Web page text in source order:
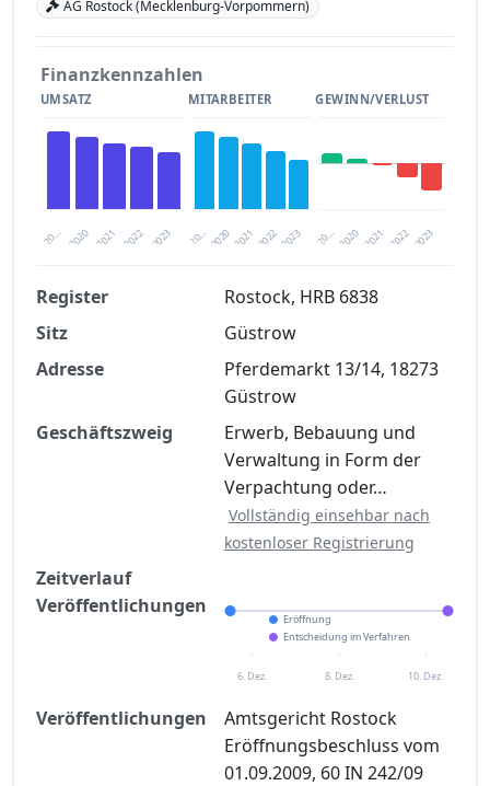
AG Rostock (Mecklenburg-Vorpommern)
Finanzkennzahlen
UMSATZ
20… 2021 2023
2020 2022
MITARBEITER
20… 2021 2023
2020 2022
GEWINN/VERLUST
20… 2021 2023
2020 2022
Finanzkennzahlen nach kostenloser
Registrierung verfügbar
Jetzt kostenlos registrieren
Register
Rostock, HRB 6838
Sitz
Güstrow
Adresse
Pferdemarkt 13/14, 18273
Güstrow
Geschäftszweig
Erwerb, Bebauung und
Verwaltung in Form der
Verpachtung oder…
Vollständig einsehbar nach
kostenloser Registrierung
Zeitverlauf
Veröffentlichungen
Eröffnung
Entscheidung im Verfahren
6. Dez. 8. Dez. 10. Dez.
Veröffentlichungen
Amtsgericht Rostock
Eröffnungsbeschluss vom
01.09.2009, 60 IN 242/09